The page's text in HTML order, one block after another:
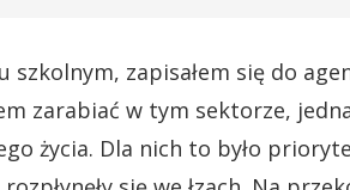
szkolnym, zapisałem się do
zarabiać w tym sektorze,
życia. Dla nich to było